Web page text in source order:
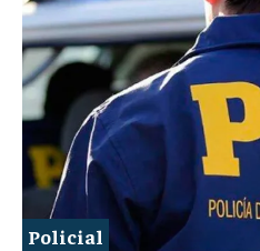
Policial